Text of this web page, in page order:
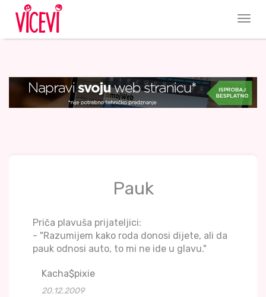
Pauk
Priča plavuša prijateljici:
- "Razumijem kako roda donosi dijete, ali da
pauk odnosi auto, to mi ne ide u glavu."
Kacha$pixie
20.12.2009